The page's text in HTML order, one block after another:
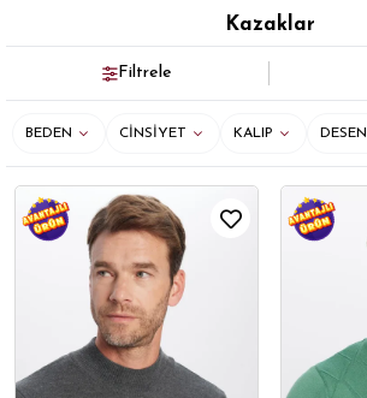
Kazaklar
Filtrele
BEDEN CİNSİYET KALIP DESEN